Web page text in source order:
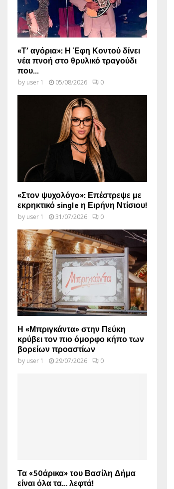
«Τ’ αγόρια»: Η Έφη Κοντού δίνει
νέα πνοή στο θρυλικό τραγούδι
που...
by user 1 05/08/2026 0
«Στον ψυχολόγο»: Επέστρεψε με
εκρηκτικό single η Ειρήνη Ντίσιου!
by user 1 31/07/2026 0
Η «Μπριγκάντα» στην Πεύκη
κρύβει τον πιο όμορφο κήπο των
βορείων προαστίων
by user 1 29/07/2026 0
Τα «50άρικα» του Βασίλη Δήμα
είναι όλα τα… λεφτά!